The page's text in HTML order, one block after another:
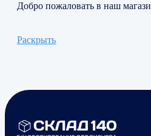
Добро пожаловать в наш
Раскрыть